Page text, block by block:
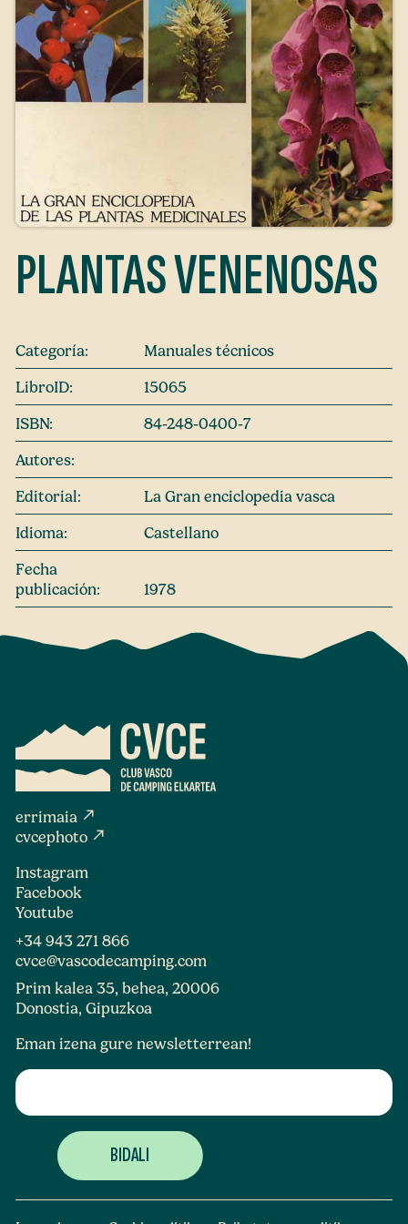
PLANTAS VENENOSAS
Categoría:
Manuales técnicos
LibroID:
15065
ISBN:
84-248-0400-7
Autores:
Editorial:
La Gran enciclopedia vasca
Idioma:
Castellano
Fecha
publicación:
1978
errimaia north_east
cvcephoto north_east
Instagram
Facebook
Youtube
+34 943 271 866
cvce@vascodecamping.com
Prim kalea 35, behea, 20006
Donostia, Gipuzkoa
Eman izena gure newsletterrean!